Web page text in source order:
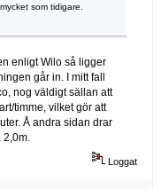
som tidigare.
enligt Wilo så ligger
går in. I mitt fall
nog väldigt sällan att
timme, vilket gör att
Å andra sidan drar
Loggat